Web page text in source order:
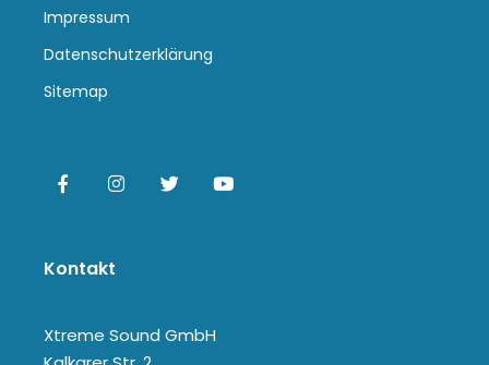
Impressum
Datenschutzerklärung
Sitemap
Kontakt
Xtreme Sound GmbH